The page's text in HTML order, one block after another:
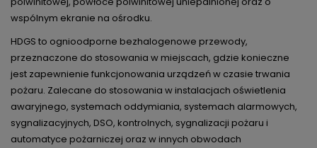
wspólnym ekranie na ośrodku.
HDGS to ognioodporne bezhalogenowe przewody,
przeznaczone do stosowania w miejscach, gdzie konieczne
jest zapewnienie funkcjonowania urządzeń w czasie trwania
pożaru. Zalecane do stosowania w instalacjach oświetlenia
awaryjnego, systemach oddymiania, systemach alarmowych,
sygnalizacyjnych, DSO, kontrolnych, sygnalizacji pożaru i
automatyce pożarniczej oraz w innych obwodach